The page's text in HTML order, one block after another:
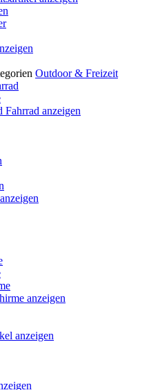
Outdoor & Freizeit
anzeigen
anzeigen
anzeigen